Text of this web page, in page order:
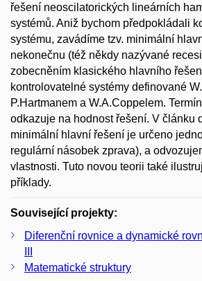
řešení neoscilatorických lineárních
systémů. Aniž bychom předpokládali
systému, zavádíme tzv. minimální
nekonečnu (též někdy nazývané
zobecněním klasického hlavního
kontrolovatelné systémy definované
P.Hartmanem a W.A.Coppelem.
odkazuje na hodnost řešení. V článku
minimální hlavní řešení je určeno
regulární násobek zprava), a
vlastnosti. Tuto novou teorii také
příklady.
Související projekty:
Diferenční rovnice a dynamické
Matematické struktury